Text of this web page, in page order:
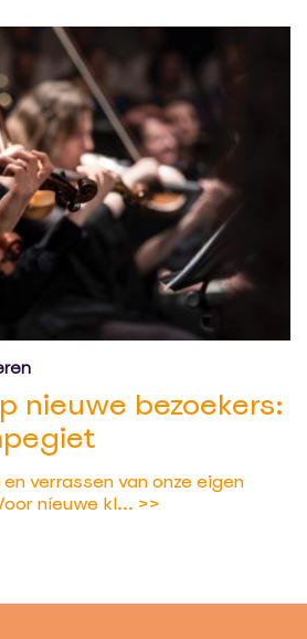
nieuwe bezoekers:
verrassen van onze eigen
níeuwe kl... >>